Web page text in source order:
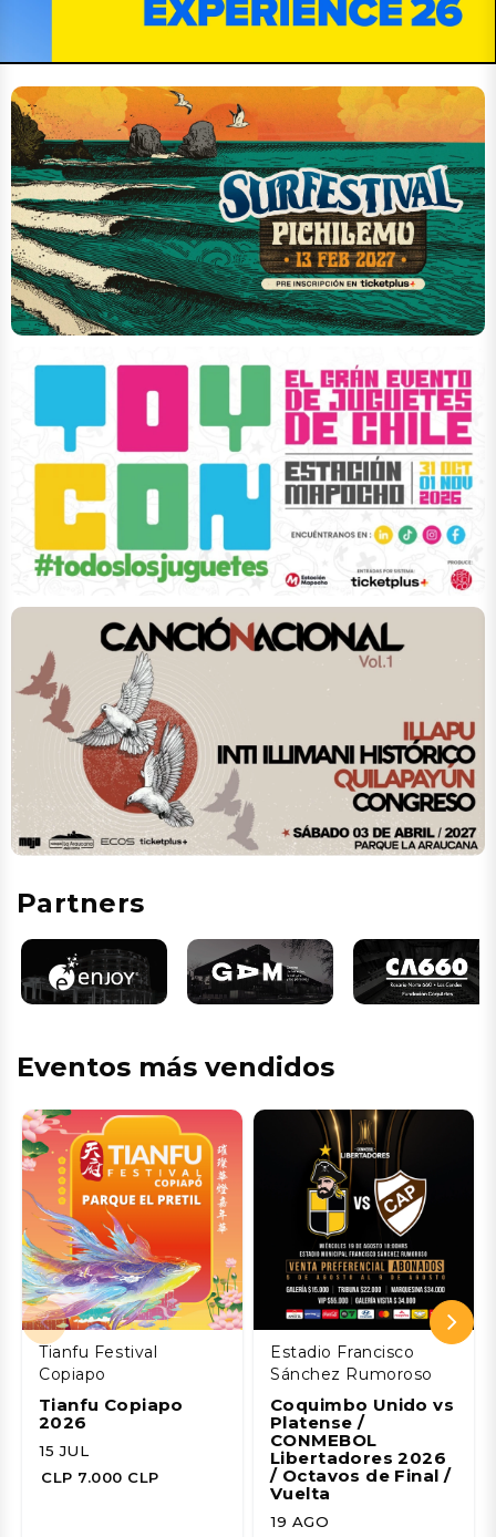
Partners
Eventos más vendidos
Tianfu Festival
Copiapo
Tianfu Copiapo
2026
15 JUL
CLP 7.000 CLP
Estadio Francisco
Sánchez Rumoroso
Coquimbo Unido vs
Platense /
CONMEBOL
Libertadores 2026
/ Octavos de Final /
Vuelta
19 AGO